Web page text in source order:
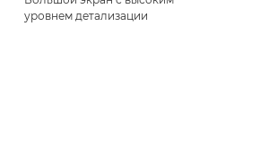
уровнем детализации